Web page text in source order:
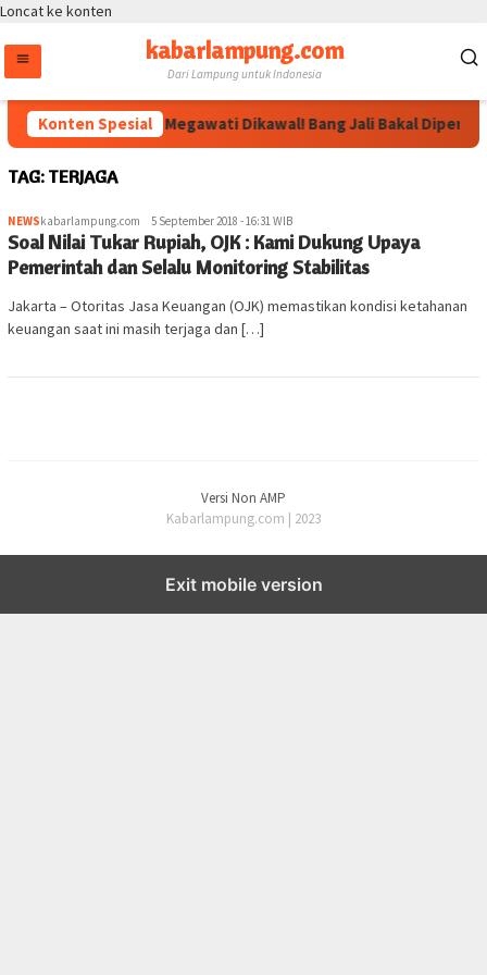
Loncat ke konten
kabarlampung.com
Dari Lampung untuk Indonesia
Konten SpesialArahan Megawati Dikawal! Bang Jali Bakal
TAG: TERJAGA
NEWSkabarlampung.com 5 September 2018 - 16:31 WIB
Soal Nilai Tukar Rupiah, OJK : Kami Dukung Upaya
Pemerintah dan Selalu Monitoring Stabilitas
Jakarta – Otoritas Jasa Keuangan (OJK) memastikan kondisi ketahanan
keuangan saat ini masih terjaga dan […]
Versi Non AMP
Kabarlampung.com | 2023
Exit mobile version